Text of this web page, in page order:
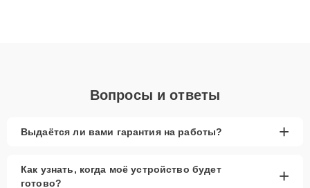
Вопросы и ответы
Выдаётся ли вами гарантия на работы? +
Как узнать, когда моё устройство будет
готово?
+